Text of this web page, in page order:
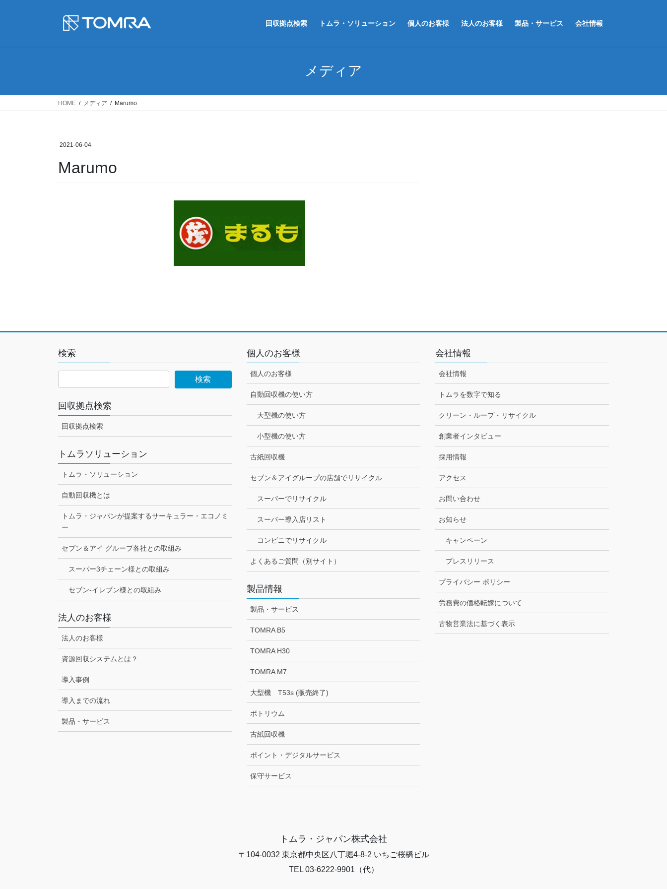
回収拠点検索 トムラ・ソリューション 個人のお客様 法人のお客様 製品・サービス 会社情報
メディア
HOME メディア Marumo
2021-06-04
Marumo
検索
回収拠点検索
回収拠点検索
トムラソリューション
トムラ・ソリューション
自動回収機とは
トムラ・ジャパンが提案するサーキュラー・エコノミ
ー
セブン＆アイ グループ各社との取組み
スーパー3チェーン様との取組み
セブン-イレブン様との取組み
法人のお客様
法人のお客様
資源回収システムとは？
導入事例
導入までの流れ
製品・サービス
個人のお客様
個人のお客様
自動回収機の使い方
大型機の使い方
小型機の使い方
古紙回収機
セブン＆アイグループの店舗でリサイクル
スーパーでリサイクル
スーパー導入店リスト
コンビニでリサイクル
よくあるご質問（別サイト）
製品情報
製品・サービス
TOMRA B5
TOMRA H30
TOMRA M7
大型機 T53s (販売終了)
ボトリウム
古紙回収機
ポイント・デジタルサービス
保守サービス
会社情報
会社情報
トムラを数字で知る
クリーン・ループ・リサイクル
創業者インタビュー
採用情報
アクセス
お問い合わせ
お知らせ
キャンペーン
プレスリリース
プライバシー ポリシー
労務費の価格転嫁について
古物営業法に基づく表示
トムラ・ジャパン株式会社
〒104-0032 東京都中央区八丁堀4-8-2 いちご桜橋ビル
TEL 03-6222-9901（代）